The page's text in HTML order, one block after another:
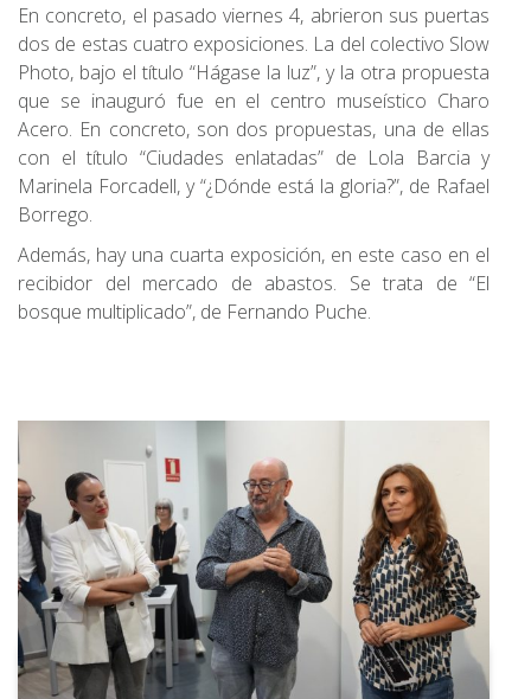
En concreto, el pasado viernes 4, abrieron sus puertas
dos de estas cuatro exposiciones. La del colectivo Slow
Photo, bajo el título “Hágase la luz”, y la otra propuesta
que se inauguró fue en el centro museístico Charo
Acero. En concreto, son dos propuestas, una de ellas
con el título “Ciudades enlatadas” de Lola Barcia y
Marinela Forcadell, y “¿Dónde está la gloria?”, de Rafael
Borrego.
Además, hay una cuarta exposición, en este caso en el
recibidor del mercado de abastos. Se trata de “El
bosque multiplicado”, de Fernando Puche.